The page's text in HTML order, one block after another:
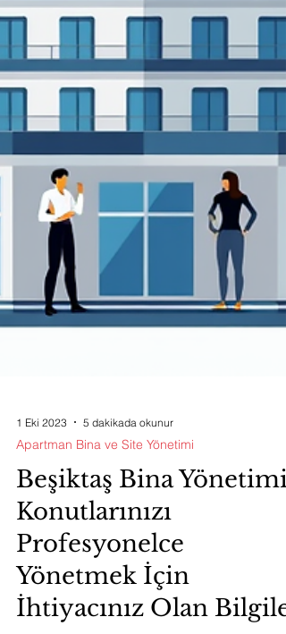
1 Eki 2023 5 dakikada okunur
Apartman Bina ve Site Yönetimi
Beşiktaş Bina Yönetimi:
Konutlarınızı
Profesyonelce